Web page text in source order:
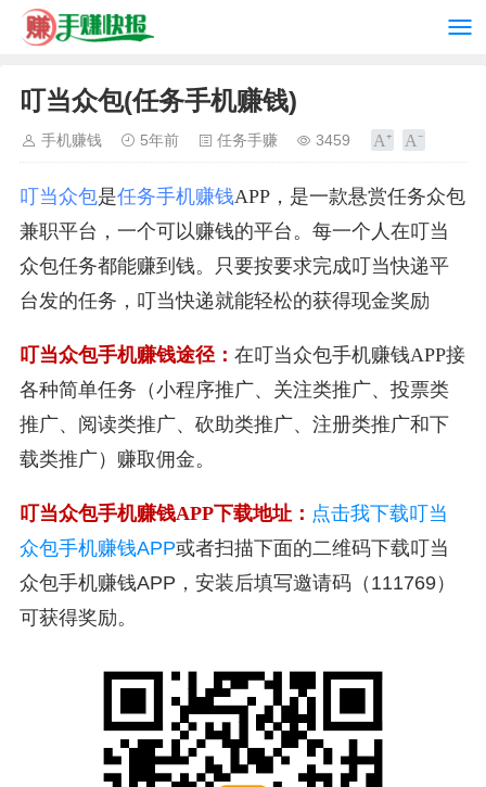
叮当众包(任务手机赚钱)
手机赚钱 5年前 任务手赚 3459
叮当众包是任务手机赚钱APP，是一款悬赏任务众包
兼职平台，一个可以赚钱的平台。每一个人在叮当
众包任务都能赚到钱。只要按要求完成叮当快递平
台发的任务，叮当快递就能轻松的获得现金奖励
叮当众包手机赚钱途径： 在叮当众包手机赚钱APP接
各种简单任务（小程序推广、关注类推广、投票类
推广、阅读类推广、砍助类推广、注册类推广和下
载类推广）赚取佣金。
叮当众包手机赚钱APP下载地址： 点击我下载叮当
众包手机赚钱APP或者扫描下面的二维码下载叮当
众包手机赚钱APP，安装后填写邀请码（111769）
可获得奖励。